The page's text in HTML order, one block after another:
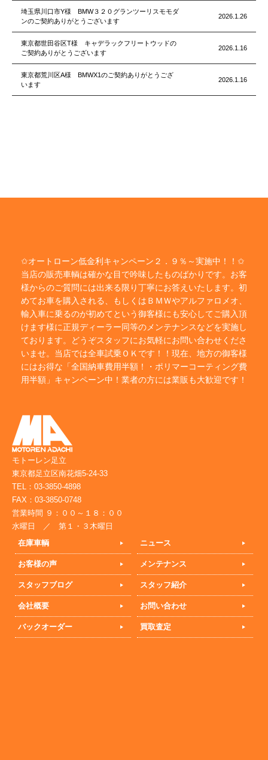
埼玉県川口市Y様 BMW３２０グランツーリスモモダ
ンのご契約ありがとうございます
2026.1.26
東京都世田谷区T様 キャデラックフリートウッドの
ご契約ありがとうございます
2026.1.16
東京都荒川区A様 BMWX1のご契約ありがとうござ
います
2026.1.16
✩オートローン低金利キャンペーン２．９％～実施中！！✩
当店の販売車輌は確かな目で吟味したものばかりです。お客
様からのご質問には出来る限り丁寧にお答えいたします。初
めてお車を購入される、もしくはＢＭＷやアルファロメオ、
輸入車に乗るのが初めてという御客様にも安心してご購入頂
けます様に正規ディーラー同等のメンテナンスなどを実施し
ております。どうぞスタッフにお気軽にお問い合わせくださ
いませ。当店では全車試乗ＯＫです！！現在、地方の御客様
にはお得な「全国納車費用半額！・ポリマーコーティング費
用半額」キャンペーン中！業者の方には業販も大歓迎です！
モトーレン足立
東京都足立区南花畑5-24-33
TEL：03-3850-4898
FAX：03-3850-0748
営業時間 ９：００～１８：００
水曜日 ／ 第１・３木曜日
在庫車輌
ニュース
お客様の声 メンテナンス
スタッフブログ スタッフ紹介
会社概要 お問い合わせ
バックオーダー 買取査定